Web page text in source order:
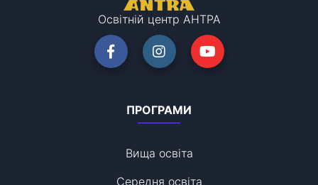
Освітній центр АНТРА
ПРОГРАМИ
Вища освіта
Середня освіта